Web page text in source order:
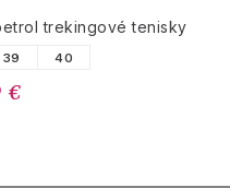
trekingové tenisky
39 40
€